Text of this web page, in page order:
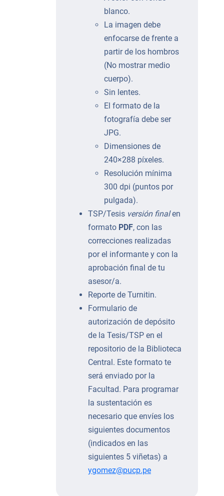
blanco.
La imagen debe
enfocarse de frente a
partir de los hombros
(No mostrar medio
cuerpo).
Sin lentes.
El formato de la
fotografía debe ser
JPG.
Dimensiones de
240×288 píxeles.
Resolución mínima
300 dpi (puntos por
pulgada).
TSP/Tesis versión finalen
formato PDF, con las
correcciones realizadas
por el informante y con la
aprobación final de tu
asesor/a.
Reporte de Turnitin.
Formulario de
autorización de depósito
de la Tesis/TSP en el
repositorio de la Biblioteca
Central. Este formato te
será enviado por la
Facultad. Para programar
la sustentación es
necesario que envíes los
siguientes documentos
(indicados en las
siguientes 5 viñetas) a
ygomez@pucp.pe